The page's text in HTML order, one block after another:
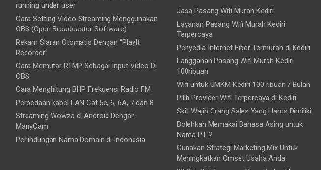
running under user
Cara Setting Video Streaming Menggunakan
OBS (Open Broadcaster Software)
Rekam Siaran Otomatis Dengan “PlayIt
Recorder”
Cara Memutar RTMP Sebagai Input Video Di
OBS
Cara Menghitung BHP Frekuensi Radio FM
Perbedaan kabel LAN Cat.5e, 6, 6A, 7 dan 8
Streaming Wowza di Android Dengan
ManyCam
Perlindungan Nama Domain di Indonesia
Jasa Pasang Wifi Murah Kediri
Layanan Pasang Wifi Murah Kediri
Terpercaya
Penyedia Internet Fiber Termurah di Kediri
Langganan Pasang Wifi Murah Kediri
100ribuan
Wifi untuk UMKM Kediri 100 ribuan / Bulan
Pilih Provider Wifi Terpercaya di Kediri
Skill Wajib Orang Sales Yang Harus Dimiliki
Bolehkah Memakai Bahasa Asing untuk
Nama PT ?
Gunakan Strategi Marketing Mix Untuk
Meningkatkan Omset Usaha Anda